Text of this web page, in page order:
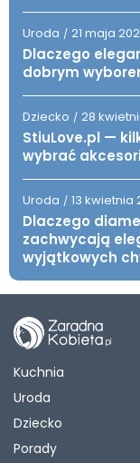
Uroda / 21 maja
Dlaczego
dobrym
Dziecko / 28
StiuLove.pl —
wybrać
Uroda / 13 kwietnia
Dlaczego
zachwycają
wyjątkowych
Kuchnia
Uroda
Dziecko
Porady